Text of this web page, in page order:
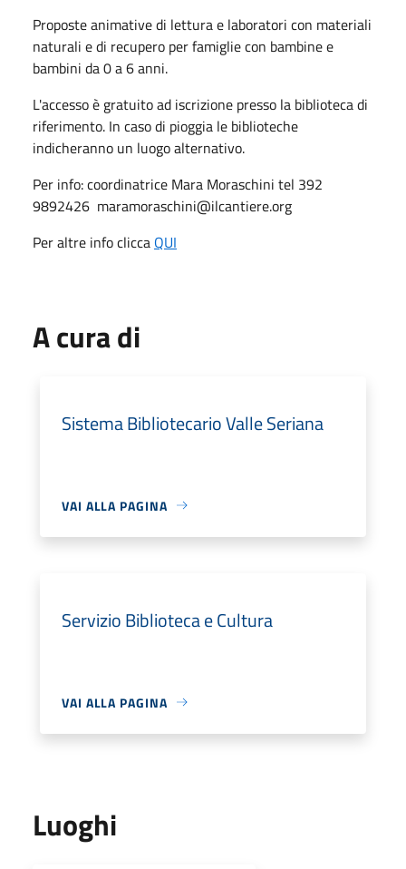
Proposte animative di lettura e laboratori con materiali
naturali e di recupero per famiglie con bambine e
bambini da 0 a 6 anni.
L'accesso è gratuito ad iscrizione presso la biblioteca di
riferimento. In caso di pioggia le biblioteche
indicheranno un luogo alternativo.
Per info: coordinatrice Mara Moraschini tel 392
9892426 maramoraschini@ilcantiere.org
Per altre info clicca QUI
A cura di
Sistema Bibliotecario Valle Seriana
VAI ALLA PAGINA
Servizio Biblioteca e Cultura
VAI ALLA PAGINA
Luoghi